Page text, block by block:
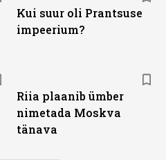
Kui suur oli Prantsuse
impeerium?
Riia plaanib ümber
nimetada Moskva
tänava